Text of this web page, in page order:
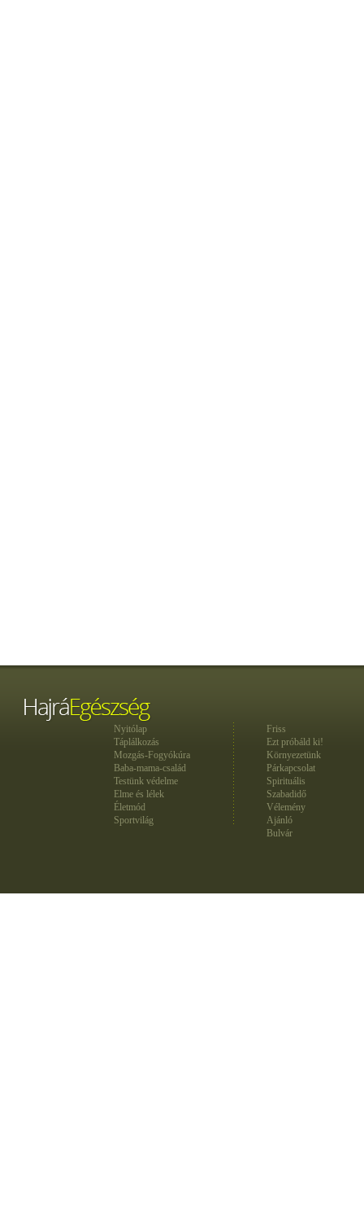
Nyitólap
Táplálkozás
Mozgás-Fogyókúra
Baba-mama-család
Testünk védelme
Elme és lélek
Életmód
Sportvilág
Friss
Ezt próbáld ki!
Környezetünk
Párkapcsolat
Spirituális
Szabadidő
Vélemény
Ajánló
Bulvár